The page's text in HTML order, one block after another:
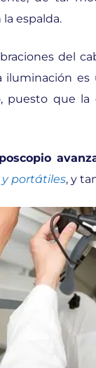
espalda.
del
iluminación
puesto que
portátiles, y